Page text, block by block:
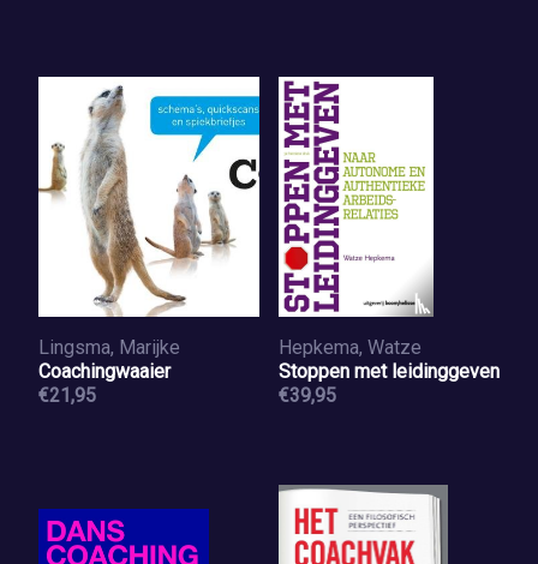
Lingsma, Marijke
Coachingwaaier
€21,95
Hepkema, Watze
Stoppen met leidinggeven
€39,95